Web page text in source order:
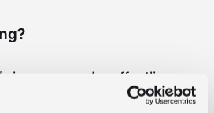
i prosesser der offentlige
og produserer